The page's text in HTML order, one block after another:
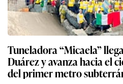
Tuneladora “Micaela”
Duárez y avanza hacia el
del primer metro